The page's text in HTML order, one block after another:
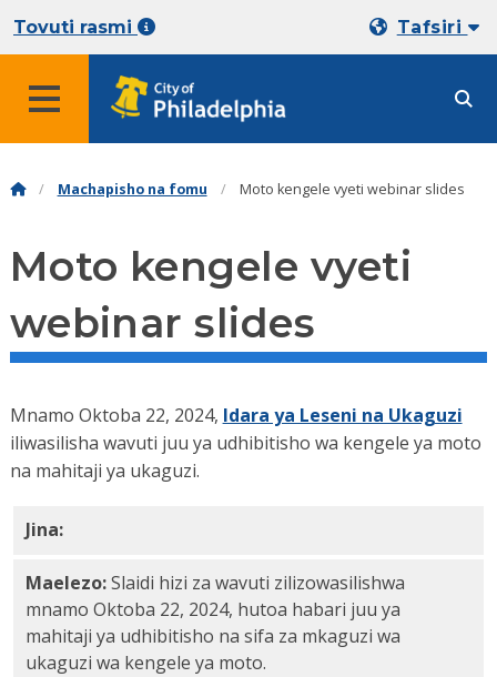
Tovuti rasmi Tafsiri
Machapisho na fomu Moto kengele vyeti webinar slides
Moto kengele vyeti
webinar slides
Mnamo Oktoba 22, 2024, Idara ya Leseni na Ukaguzi
iliwasilisha wavuti juu ya udhibitisho wa kengele ya moto
na mahitaji ya ukaguzi.
Jina:Moto kengele vyeti mahitaji webinar slides PDF
Maelezo:Slaidi hizi za wavuti zilizowasilishwa
mnamo Oktoba 22, 2024, hutoa habari juu ya
mahitaji ya udhibitisho na sifa za mkaguzi wa
ukaguzi wa kengele ya moto.